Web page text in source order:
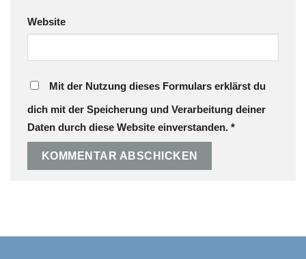
Website
Mit der Nutzung dieses Formulars erklärst du
dich mit der Speicherung und Verarbeitung deiner
Daten durch diese Website einverstanden. *